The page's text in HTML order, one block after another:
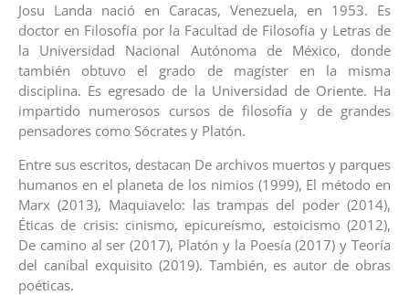
Josu Landa nació en Caracas, Venezuela, en 1953. Es
doctor en Filosofía por la Facultad de Filosofía y Letras de
la Universidad Nacional Autónoma de México, donde
también obtuvo el grado de magíster en la misma
disciplina. Es egresado de la Universidad de Oriente. Ha
impartido numerosos cursos de filosofía y de grandes
pensadores como Sócrates y Platón.
Entre sus escritos, destacan De archivos muertos y parques
humanos en el planeta de los nimios (1999), El método en
Marx (2013), Maquiavelo: las trampas del poder (2014),
Éticas de crisis: cinismo, epicureísmo, estoicismo (2012),
De camino al ser (2017), Platón y la Poesía (2017) y Teoría
del caníbal exquisito (2019). También, es autor de obras
poéticas.